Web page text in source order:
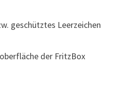
geschütztes Leerzeichen
der FritzBox